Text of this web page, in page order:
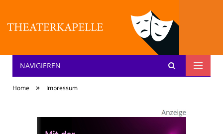
Theater: [KA] :pelle
NAVIGIEREN
Home » Impressum